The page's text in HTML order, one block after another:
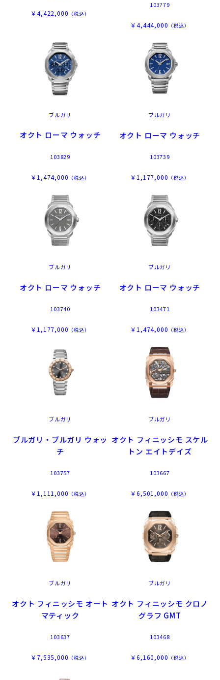
￥4,422,000 （税込）
103779
￥4,444,000 （税込）
ブルガリ
オクト ローマ ウォッチ
103829
￥1,474,000 （税込）
ブルガリ
オクト ローマ ウォッチ
103739
￥1,177,000 （税込）
ブルガリ
オクト ローマ ウォッチ
103740
￥1,177,000 （税込）
ブルガリ
オクト ローマ ウォッチ
103471
￥1,474,000 （税込）
ブルガリ
ブルガリ・ブルガリ ウォッ
チ
103757
￥1,111,000 （税込）
ブルガリ
オクト フィニッシモ スケル
トン エイトデイズ
103667
￥6,501,000 （税込）
ブルガリ
オクト フィニッシモ オート
マティック
103637
￥7,535,000 （税込）
ブルガリ
オクト フィニッシモ クロノ
グラフ GMT
103468
￥6,160,000 （税込）